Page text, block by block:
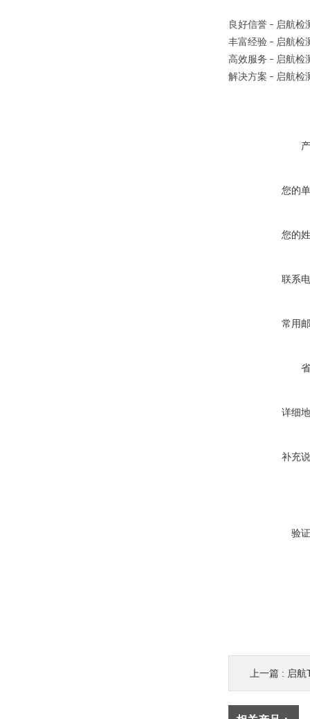
良好信誉 – 启航检
丰富经验 – 启航检
高效服务 – 启航检
解决方案 – 启航检
您的
您的
联系
常用
详细
补充
验
上一篇 : 启航